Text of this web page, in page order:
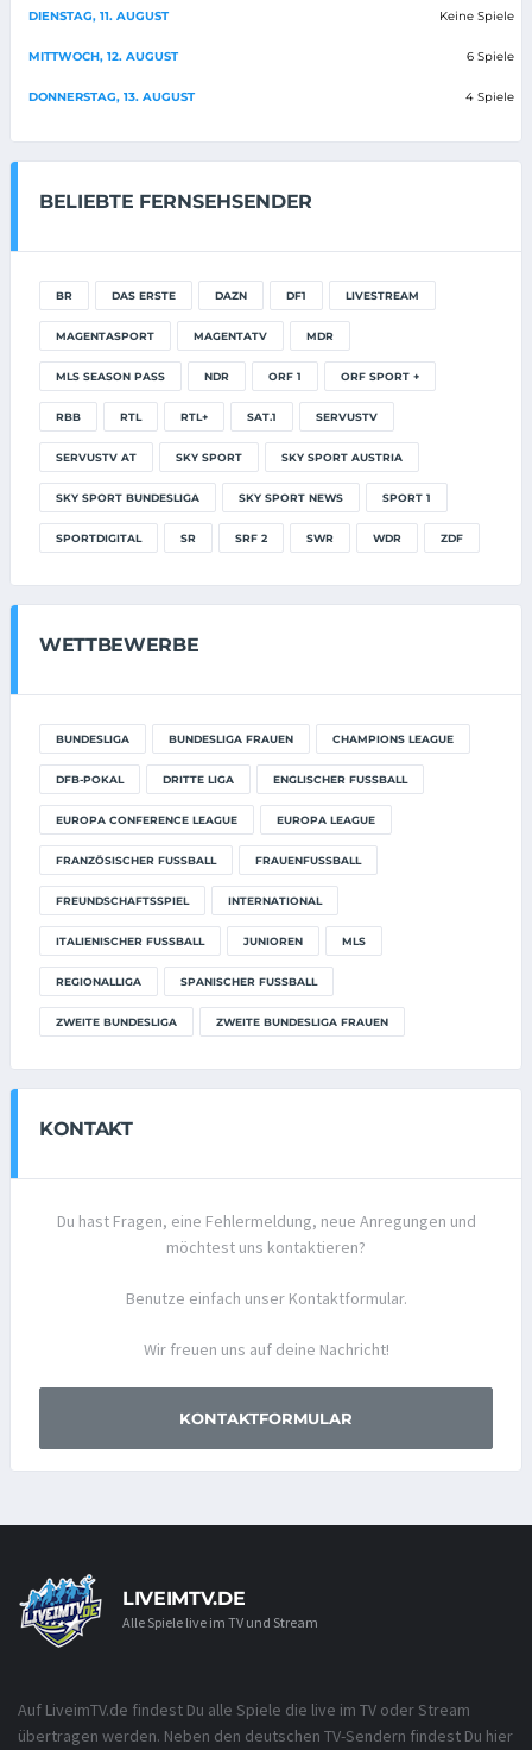
DIENSTAG, 11. AUGUST Keine Spiele
MITTWOCH, 12. AUGUST 6 Spiele
DONNERSTAG, 13. AUGUST 4 Spiele
BELIEBTE FERNSEHSENDER
BR DAS ERSTE DAZN DF1 LIVESTREAM
MAGENTASPORT MAGENTATV MDR
MLS SEASON PASS NDR ORF 1 ORF SPORT +
RBB RTL RTL+ SAT.1 SERVUSTV
SERVUSTV AT SKY SPORT SKY SPORT AUSTRIA
SKY SPORT BUNDESLIGA SKY SPORT NEWS SPORT 1
SPORTDIGITAL SR SRF 2 SWR WDR ZDF
WETTBEWERBE
BUNDESLIGA BUNDESLIGA FRAUEN CHAMPIONS LEAGUE
DFB-POKAL DRITTE LIGA ENGLISCHER FUSSBALL
EUROPA CONFERENCE LEAGUE EUROPA LEAGUE
FRANZÖSISCHER FUSSBALL FRAUENFUSSBALL
FREUNDSCHAFTSSPIEL INTERNATIONAL
ITALIENISCHER FUSSBALL JUNIOREN MLS
REGIONALLIGA SPANISCHER FUSSBALL
ZWEITE BUNDESLIGA ZWEITE BUNDESLIGA FRAUEN
KONTAKT
Du hast Fragen, eine Fehlermeldung, neue Anregungen und
möchtest uns kontaktieren?
Benutze einfach unser Kontaktformular.
Wir freuen uns auf deine Nachricht!
KONTAKTFORMULAR
LIVEIMTV.DE
Alle Spiele live im TV und Stream
Auf LiveimTV.de findest Du alle Spiele die live im TV oder Stream
übertragen werden. Neben den deutschen TV-Sendern findest Du hier